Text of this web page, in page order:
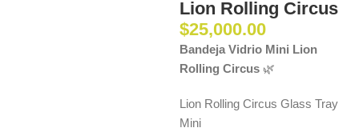
Lion Rolling Circus
$25,000.00
Bandeja Vidrio Mini Lion
Rolling Circus 🌿
Lion Rolling Circus Glass Tray
Mini